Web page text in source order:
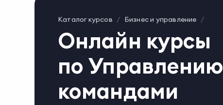
Каталог курсов Бизнес и управление
Онлайн курсы
по Управлению
командами